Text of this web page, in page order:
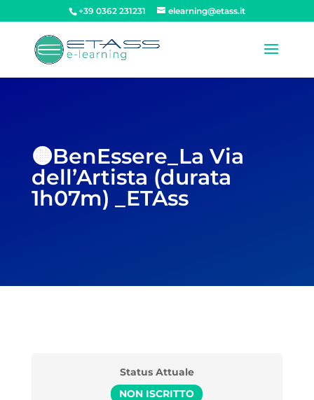
+39 0362 231231 elearning@etass.it
🟠BenEssere_La Via
dell’Artista (durata
1h07m) _ETAss
Status Attuale
NON ISCRITTO